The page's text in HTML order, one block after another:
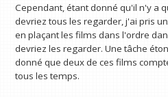
Cependant, étant donné qu'il n'y a
devriez tous les regarder, j'ai pris
en plaçant les films dans l'ordre
devriez les regarder. Une tâche
donné que deux de ces films
tous les temps.